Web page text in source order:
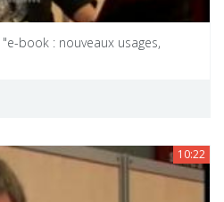
book : nouveaux usages,
10:22